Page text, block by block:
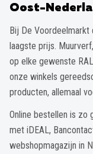
Oost-
Bij De
laagste prijs.
op elke gewenste
onze winkels
producten, allemaal
Online bestellen is zo
met iDEAL,
webshopmagazijn in